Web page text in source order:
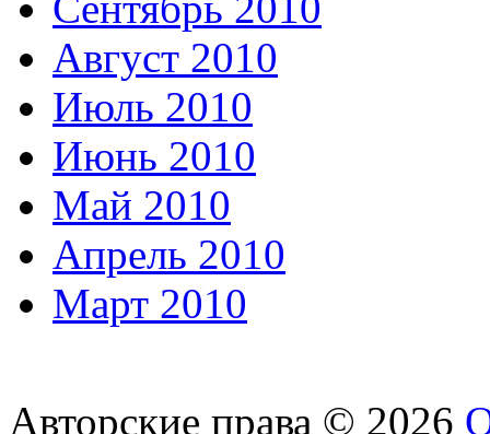
Август 2010
Июль 2010
Июнь 2010
Май 2010
Апрель 2010
Март 2010
Авторские права © 2026